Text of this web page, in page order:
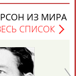
ИЗ МИРА
СПИСОК